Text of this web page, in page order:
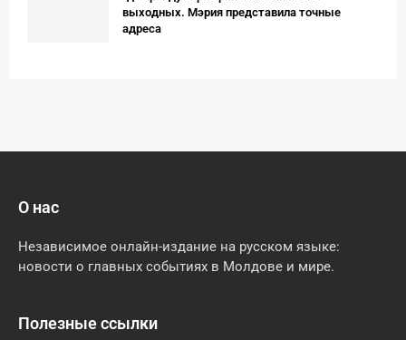
выходных. Мэрия представила точные
адреса
О нас
Независимое онлайн-издание на русском языке:
новости о главных событиях в Молдове и мире.
Полезные ссылки